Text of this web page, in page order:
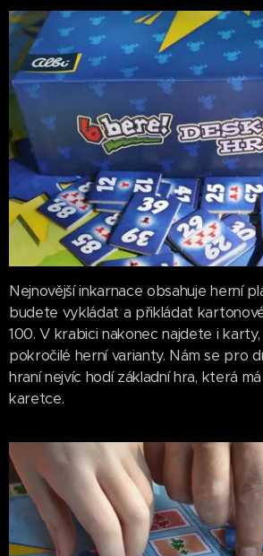
Nejnovější inkarnace obsahuje herní
budete vykládat a přikládat
100. V krabici nakonec najdete i
pokročilé herní varianty. Nám se pro
hraní nejvíc hodí základní hra, která
karetce.